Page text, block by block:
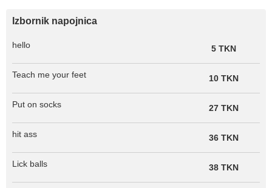
Izbornik napojnica
hello 5 TKN
Teach me your feet 10 TKN
Put on socks 27 TKN
hit ass 36 TKN
Lick balls 38 TKN